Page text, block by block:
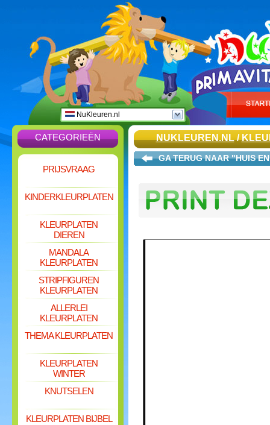
NuKleuren.nl
CATEGORIEËN
PRIJSVRAAG
KINDERKLEURPLATEN
KLEURPLATEN
DIEREN
MANDALA
KLEURPLATEN
STRIPFIGUREN
KLEURPLATEN
ALLERLEI
KLEURPLATEN
THEMA KLEURPLATEN
KLEURPLATEN
WINTER
KNUTSELEN
KLEURPLATEN BIJBEL
NUKLEUREN.NL/
GA TERUG NAAR "HUIS